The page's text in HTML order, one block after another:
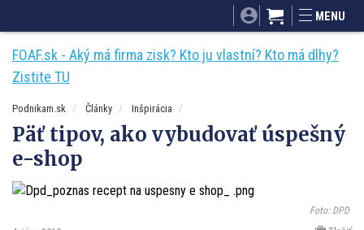
Mnamky-recepty.sk
MENU
FOAF.sk - Aký má firma zisk? Kto ju vlastní? Kto má dlhy?
Zistite TU
Podnikam.sk Články Inšpirácia
Päť tipov, ako vybudovať úspešný
e-shop
Foto: DPD